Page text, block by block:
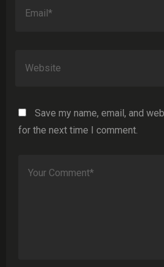
Save my name, email, and
for the next time I comment.